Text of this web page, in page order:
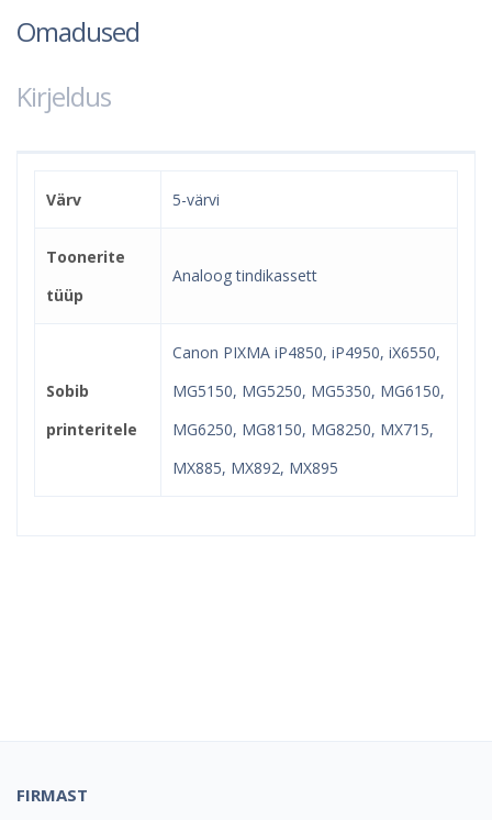
Omadused
Kirjeldus
Värv 5-värvi
Toonerite
tüüp
Analoog tindikassett
Sobib
printeritele
Canon PIXMA iP4850, iP4950, iX6550,
MG5150, MG5250, MG5350, MG6150,
MG6250, MG8150, MG8250, MX715,
MX885, MX892, MX895
FIRMAST